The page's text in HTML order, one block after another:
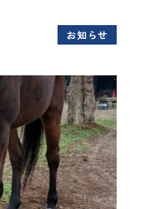
お知らせ